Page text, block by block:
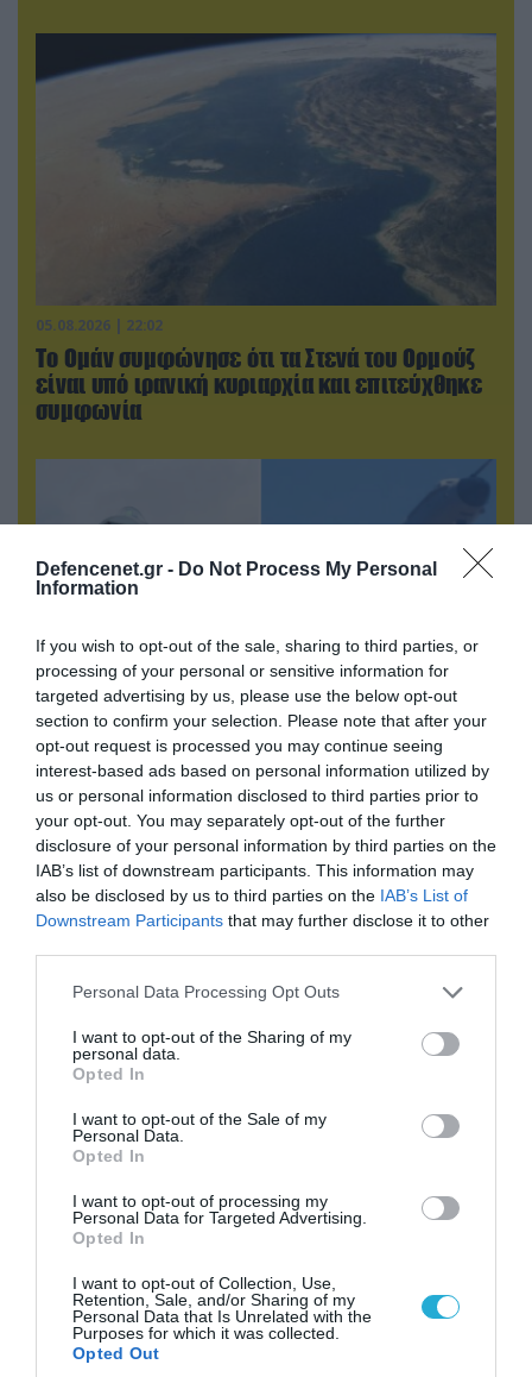
Defencenet.gr - Do Not Process My Personal
Information
If you wish to opt-out of the sale, sharing to third parties, or
processing of your personal or sensitive information for
targeted advertising by us, please use the below opt-out
section to confirm your selection. Please note that after your
opt-out request is processed you may continue seeing
interest-based ads based on personal information utilized by
us or personal information disclosed to third parties prior to
your opt-out. You may separately opt-out of the further
disclosure of your personal information by third parties on the
IAB’s list of downstream participants. This information may
also be disclosed by us to third parties on the IAB’s List of
Downstream Participants that may further disclose it to other
Please note that this website/app uses one or more Google
not limited to your visit or usage behaviour. You may click to
grant or deny consent to Google and its third-party tags to
use your data for below specified purposes in below Google
consent section.
Personal Data Processing Opt Outs
I want to opt-out of the Sharing of my
personal data.
Opted In
I want to opt-out of the Sale of my
Personal Data.
Opted In
I want to opt-out of processing my
Personal Data for Targeted Advertising.
Opted In
I want to opt-out of Collection, Use,
Retention, Sale, and/or Sharing of my
Personal Data that Is Unrelated with the
Purposes for which it was collected.
Opted Out
05.08.2026 | 22:02
Το Ομάν συμφώνησε ότι τα Στενά του Ορμούζ
είναι υπό ιρανική κυριαρχία και επιτεύχθηκε
συμφωνία
05.08.2026 | 20:02
Η Κίνα επέδειξε για πρώτη φορά την
αεροπορική πυρηνική της τριάδα και
προκάλεσε διεθνές σοκ – Δείτε βίντεο
Ρωσικός πύραυλος με κεφαλή διασποράς
κατέστρεψε ολοσχερώς ένα από τα
(βίντεο)